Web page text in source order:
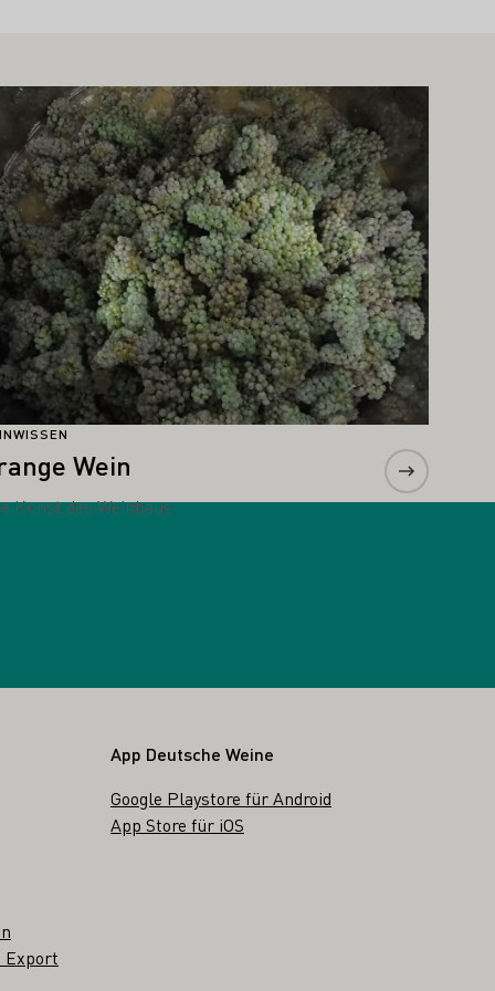
Wein
Kunst des Weinbaus
erfahren
Export
App Deutsche Weine
Google Playstore für Android
App Store für iOS